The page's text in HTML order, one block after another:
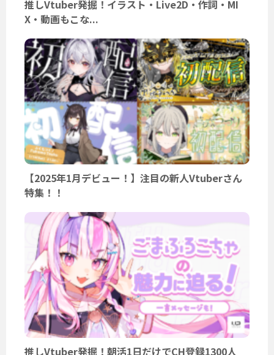
推しVtuber発掘！イラスト・Live2D・作詞・MI
X・動画もこな...
【2025年1月デビュー！】注目の新人Vtuberさん
特集！！
推しVtuber発掘！朝活1日だけでCH登録1300人